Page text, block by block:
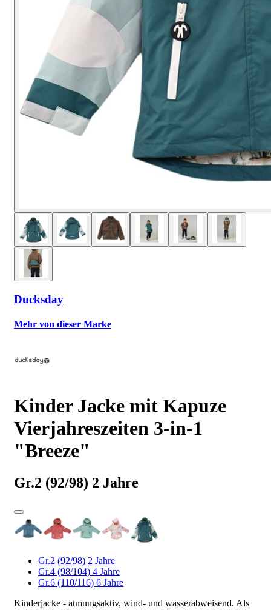
Ducksday
Mehr von dieser Marke
Kinder Jacke mit Kapuze
Vierjahreszeiten 3-in-1
"Breeze"
Gr.2 (92/98) 2 Jahre
Gr.2 (92/98) 2 Jahre
Gr.4 (98/104) 4 Jahre
Gr.6 (110/116) 6 Jahre
Kinderjacke - atmungsaktiv, wind- und wasserabweisend. Als